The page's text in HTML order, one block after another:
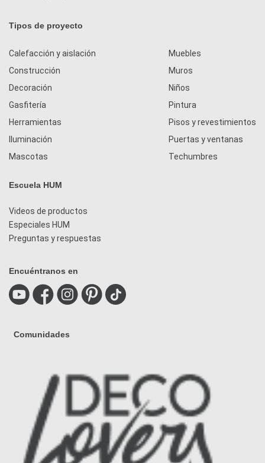
Tipos de proyecto
Calefacción y aislación
Construcción
Decoración
Gasfitería
Herramientas
Iluminación
Mascotas
Muebles
Muros
Niños
Pintura
Pisos y revestimientos
Puertas y ventanas
Techumbres
Escuela HUM
Videos de productos
Especiales HUM
Preguntas y respuestas
Encuéntranos en
Comunidades